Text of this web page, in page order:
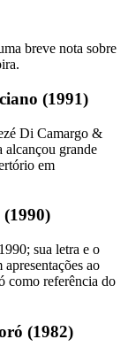
breve nota sobre
(1991)
Di Camargo &
alcançou grande
em
sua letra e o
ao
como referência do
(1982)